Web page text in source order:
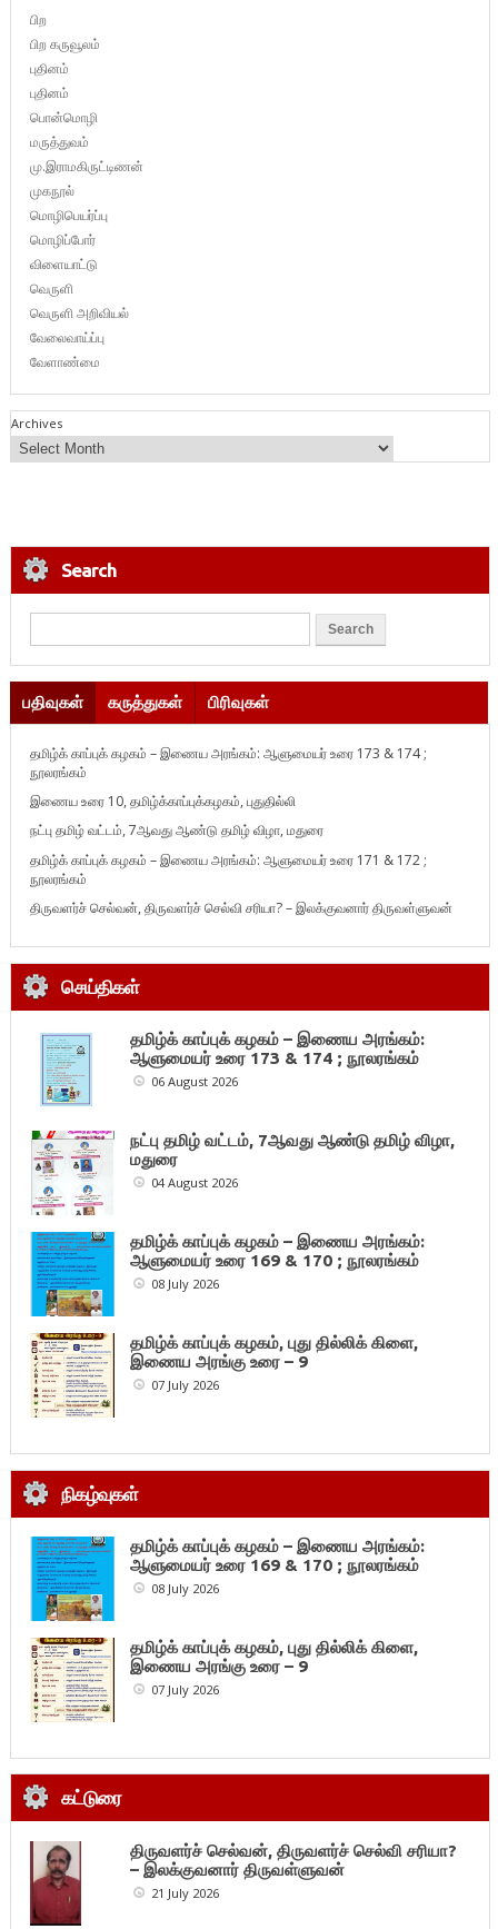
பிற
பிற கருவூலம்
புதினம்
புதினம்
பொன்மொழி
மருத்துவம்
மு.இராமகிருட்டிணன்
முகநூல்
மொழிபெயர்ப்பு
மொழிப்போர்
விளையாட்டு
வெருளி
வெருளி அறிவியல்
வேலைவாய்ப்பு
வேளாண்மை
Archives
Search
பதிவுகள் கருத்துகள் பிரிவுகள்
தமிழ்க் காப்புக் கழகம் – இணைய அரங்கம்: ஆளுமையர் உரை 173 & 174 ;
நூலரங்கம்
இணைய உரை 10, தமிழ்க்காப்புக்கழகம், புதுதில்லி
நட்பு தமிழ் வட்டம், 7ஆவது ஆண்டு தமிழ் விழா, மதுரை
தமிழ்க் காப்புக் கழகம் – இணைய அரங்கம்: ஆளுமையர் உரை 171 & 172 ;
நூலரங்கம்
திருவளர்ச் செல்வன், திருவளர்ச் செல்வி சரியா? – இலக்குவனார் திருவள்ளுவன்
செய்திகள்
தமிழ்க் காப்புக் கழகம் – இணைய அரங்கம்:
ஆளுமையர் உரை 173 & 174 ; நூலரங்கம்
06 August 2026
நட்பு தமிழ் வட்டம், 7ஆவது ஆண்டு தமிழ் விழா,
மதுரை
04 August 2026
தமிழ்க் காப்புக் கழகம் – இணைய அரங்கம்:
ஆளுமையர் உரை 169 & 170 ; நூலரங்கம்
08 July 2026
தமிழ்க் காப்புக் கழகம், புது தில்லிக் கிளை,
இணைய அரங்கு உரை – 9
07 July 2026
நிகழ்வுகள்
தமிழ்க் காப்புக் கழகம் – இணைய அரங்கம்:
ஆளுமையர் உரை 169 & 170 ; நூலரங்கம்
08 July 2026
தமிழ்க் காப்புக் கழகம், புது தில்லிக் கிளை,
இணைய அரங்கு உரை – 9
07 July 2026
கட்டுரை
திருவளர்ச் செல்வன், திருவளர்ச் செல்வி சரியா?
– இலக்குவனார் திருவள்ளுவன்
21 July 2026